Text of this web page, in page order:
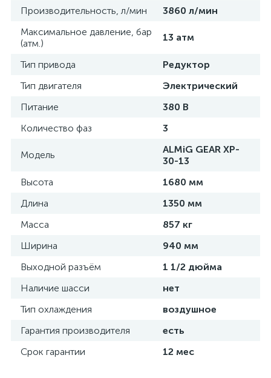
Производительность, л/мин
3860 л/мин
Максимальное давление, бар
(атм.)
13 атм
Тип привода
Редуктор
Тип двигателя
Электрический
Питание
380 В
Количество фаз
3
Модель
ALMiG GEAR XP-
30-13
Высота
1680 мм
Длина
1350 мм
Масса
857 кг
Ширина
940 мм
Выходной разъём
1 1/2 дюйма
Наличие шасси
нет
Тип охлаждения
воздушное
Гарантия производителя
есть
Срок гарантии
12 мес